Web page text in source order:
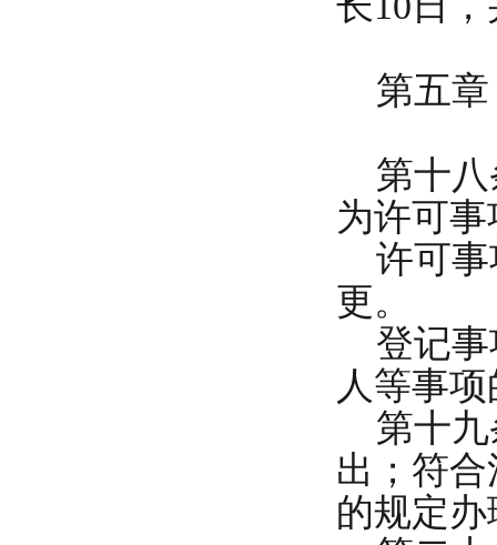
第五章
第十八
为许可
许可事
更。
登记事
人等事
第十九
出；符
的规定